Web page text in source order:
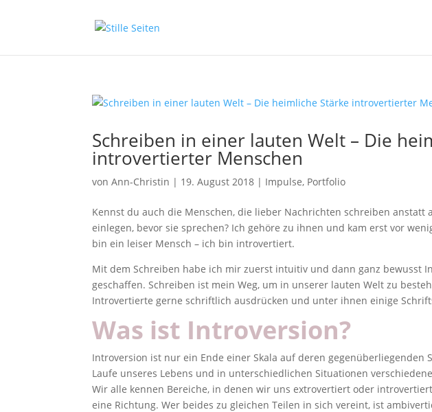
Schreiben in einer lauten Welt – Die
introvertierter Menschen
vonAnn-Christin | 19. August 2018 | Impulse, Portfolio
Kennst du auch die Menschen, die lieber Nachrichten schreiben anstatt
einlegen, bevor sie sprechen? Ich gehöre zu ihnen und kam erst vor
bin ein leiser Mensch – ich bin introvertiert.
Mit dem Schreiben habe ich mir zuerst intuitiv und dann ganz bewusst
geschaffen. Schreiben ist mein Weg, um in unserer lauten Welt zu
Introvertierte gerne schriftlich ausdrücken und unter ihnen einige
Was ist Introversion?
Introversion ist nur ein Ende einer Skala auf deren gegenüberliegenden
Laufe unseres Lebens und in unterschiedlichen Situationen
Wir alle kennen Bereiche, in denen wir uns extrovertiert oder
eine Richtung. Wer beides zu gleichen Teilen in sich vereint, ist